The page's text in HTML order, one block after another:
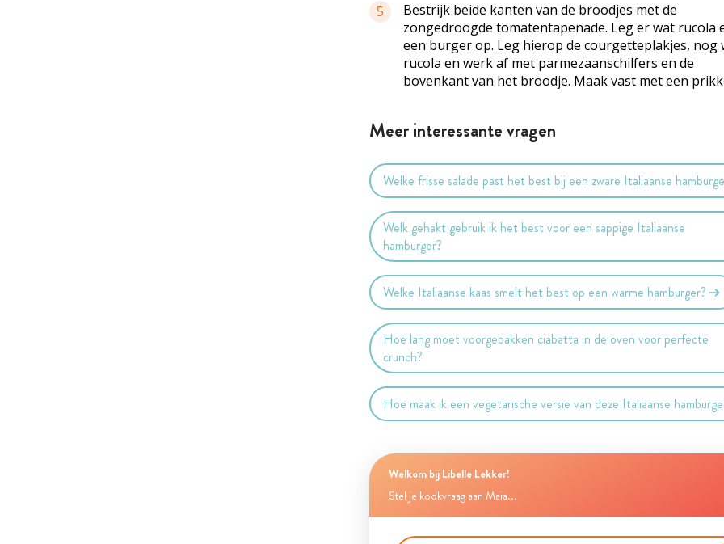
5
Bestrijk beide kanten van de broodjes met de
zongedroogde tomatentapenade. Leg er wat rucola
een burger op. Leg hierop de courgetteplakjes, nog
rucola en werk af met parmezaanschilfers en de
bovenkant van het broodje. Maak vast met een
Meer interessante vragen
Welke frisse salade past het best bij een zware Italiaanse
Welk gehakt gebruik ik het best voor een sappige Italiaanse
hamburger?
Welke Italiaanse kaas smelt het best op een warme hamburger?
Hoe lang moet voorgebakken ciabatta in de oven voor perfecte
crunch?
Hoe maak ik een vegetarische versie van deze Italiaanse
Welkom bij Libelle Lekker!
Stel je kookvraag aan Maia...